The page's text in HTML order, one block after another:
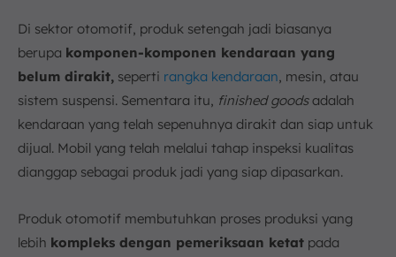
Di sektor otomotif, produk setengah jadi biasanya
berupa komponen-komponen kendaraan yang
belum dirakit, seperti rangka kendaraan , mesin, atau
sistem suspensi. Sementara itu, finished goodsadalah
kendaraan yang telah sepenuhnya dirakit dan siap untuk
dijual. Mobil yang telah melalui tahap inspeksi kualitas
dianggap sebagai produk jadi yang siap dipasarkan.
Produk otomotif membutuhkan proses produksi yang
lebih kompleks dengan pemeriksaan ketat pada